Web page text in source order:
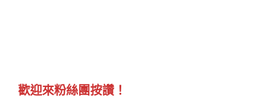
歡迎來粉絲團按讚！